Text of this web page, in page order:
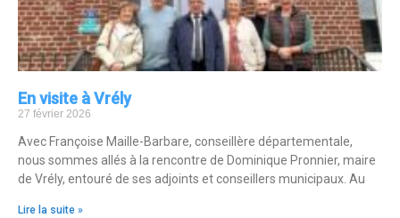
En visite à Vrély
27 février 2026
Avec Françoise Maille-Barbare, conseillère départementale,
nous sommes allés à la rencontre de Dominique Pronnier, maire
de Vrély, entouré de ses adjoints et conseillers municipaux. Au
Lire la suite »